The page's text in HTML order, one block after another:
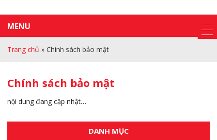
MENU
Trang chủ » Chính sách bảo mật
Chính sách bảo mật
nội dung đang cập nhật…
DANH MỤC